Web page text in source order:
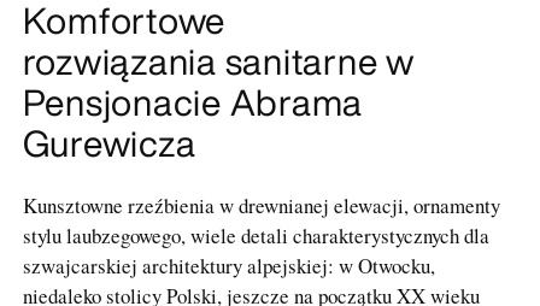
Komfortowe
rozwiązania sanitarne w
Pensjonacie Abrama
Gurewicza
Kunsztowne rzeźbienia w drewnianej elewacji, ornamenty
stylu laubzegowego, wiele detali charakterystycznych dla
szwajcarskiej architektury alpejskiej: w Otwocku,
niedaleko stolicy Polski, jeszcze na początku XX wieku